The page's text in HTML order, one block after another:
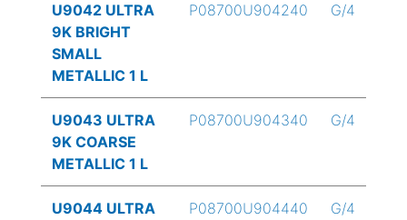
U9042 ULTRA
9K BRIGHT
SMALL
METALLIC 1 L
P08700U904240 G/4
U9043 ULTRA
9K COARSE
METALLIC 1 L
P08700U904340 G/4
U9044 ULTRA
P08700U904440 G/4